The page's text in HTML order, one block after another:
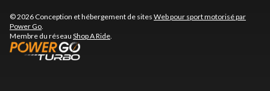
© 2026 Conception et hébergement de sites Web pour sport motorisé par
Power Go
Membre du réseau Shop A Ride